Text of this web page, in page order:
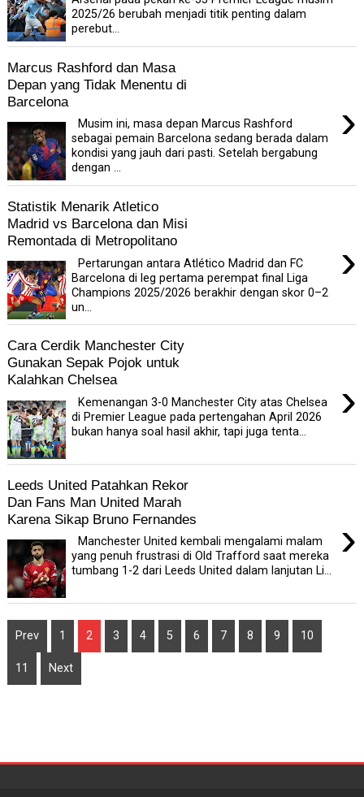
2025/26 berubah menjadi titik penting dalam
perebut...
Marcus Rashford dan Masa
Depan yang Tidak Menentu di
Barcelona
›
Musim ini, masa depan Marcus Rashford
sebagai pemain Barcelona sedang berada dalam
kondisi yang jauh dari pasti. Setelah bergabung
dengan ...
Statistik Menarik Atletico
Madrid vs Barcelona dan Misi
Remontada di Metropolitano
›
Pertarungan antara Atlético Madrid dan FC
Barcelona di leg pertama perempat final Liga
Champions 2025/2026 berakhir dengan skor 0–2
un...
Cara Cerdik Manchester City
Gunakan Sepak Pojok untuk
Kalahkan Chelsea
›
Kemenangan 3-0 Manchester City atas Chelsea
di Premier League pada pertengahan April 2026
bukan hanya soal hasil akhir, tapi juga tenta...
Leeds United Patahkan Rekor
Dan Fans Man United Marah
Karena Sikap Bruno Fernandes
›
Manchester United kembali mengalami malam
yang penuh frustrasi di Old Trafford saat mereka
tumbang 1-2 dari Leeds United dalam lanjutan Li...
Prev 1 2 3 4 5 6 7 8 9 10
11 Next